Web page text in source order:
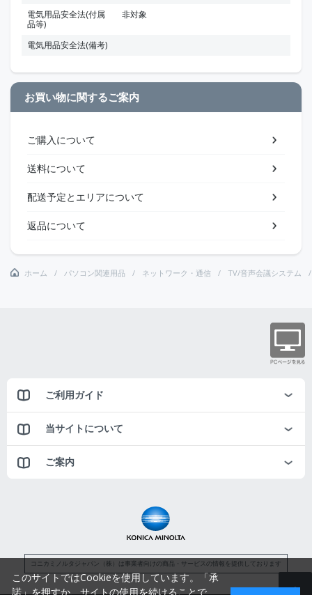
電気用品安全法(付属
品等)
非対象
電気用品安全法(備考)
お買い物に関するご案内
ご購入について
送料について
配送予定とエリアについて
返品について
ホーム パソコン関連用品 ネットワーク・通信 TV/音声会議システム
ご利用ガイド
当サイトについて
ご案内
コニカミノルタジャパン（株）は事業者向けの商品・サービスの情報を提供しております
このサイトではCookieを使用しています。「承
諾」を押すか、サイトの使用を続けることで